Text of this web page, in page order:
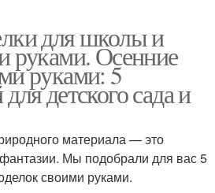
для школы и
руками. Осенние
руками: 5
детского сада и
материала — это
Мы подобрали для вас 5
своими руками.